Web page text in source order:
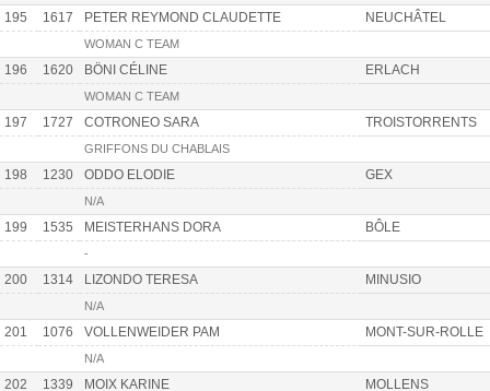
195 1617 PETER REYMOND CLAUDETTE NEUCHÂTEL
WOMAN C TEAM
196 1620 BÖNI CÉLINE ERLACH
WOMAN C TEAM
197 1727 COTRONEO SARA TROISTORRENTS
GRIFFONS DU CHABLAIS
198 1230 ODDO ELODIE GEX
N/A
199 1535 MEISTERHANS DORA BÔLE
-
200 1314 LIZONDO TERESA MINUSIO
N/A
201 1076 VOLLENWEIDER PAM MONT-SUR-ROLLE
N/A
202 1339 MOIX KARINE MOLLENS